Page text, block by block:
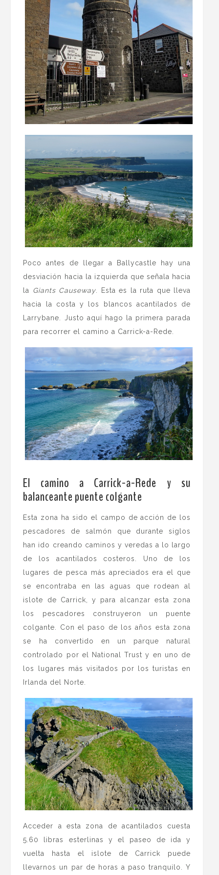
Poco antes de llegar a Ballycastle hay una
desviación hacia la izquierda que señala hacia
la Giants Causeway . Esta es la ruta que lleva
hacia la costa y los blancos acantilados de
Larrybane. Justo aquí hago la primera parada
para recorrer el camino a Carrick-a-Rede.
El camino a Carrick-a-Rede y su
balanceante puente colgante
Esta zona ha sido el campo de acción de los
pescadores de salmón que durante siglos
han ido creando caminos y veredas a lo largo
de los acantilados costeros. Uno de los
lugares de pesca más apreciados era el que
se encontraba en las aguas que rodean al
islote de Carrick, y para alcanzar esta zona
los pescadores construyeron un puente
colgante. Con el paso de los años esta zona
se ha convertido en un parque natural
controlado por el National Trust y en uno de
los lugares más visitados por los turistas en
Irlanda del Norte.
Acceder a esta zona de acantilados cuesta
5.60 libras esterlinas y el paseo de ida y
vuelta hasta el islote de Carrick puede
llevarnos un par de horas a paso tranquilo. Y